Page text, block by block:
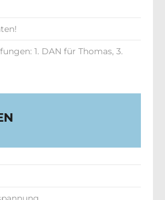
1. DAN für Thomas, 3.